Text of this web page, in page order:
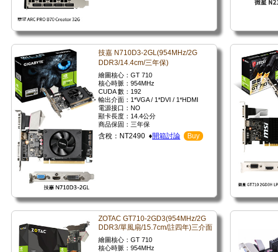
技嘉 N710D3-2GL(954MHz/2G
DDR3/14.4cm/三年保)
繪圖核心：GT 710
核心時脈：954MHz
CUDA 數：192
輸出介面：1*VGA / 1*DVI / 1*HDMI
電源接口：NO
顯卡長度：14.4公分
商品保固：三年保
含稅：NT2490 ♦開箱討論 Buy
ZOTAC GT710-2GD3(954MHz/2G
DDR3/單風扇/15.7cm/註四年)三介面
繪圖核心：GT 710
核心時脈：954MHz